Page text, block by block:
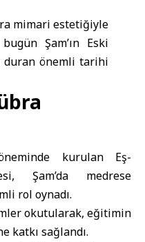
mimari estetiğiyle
Şam’ın Eski
duran önemli tarihi
kurulan Eş-
Şam’da medrese
rol oynadı.
okutularak, eğitimin
katkı sağlandı.